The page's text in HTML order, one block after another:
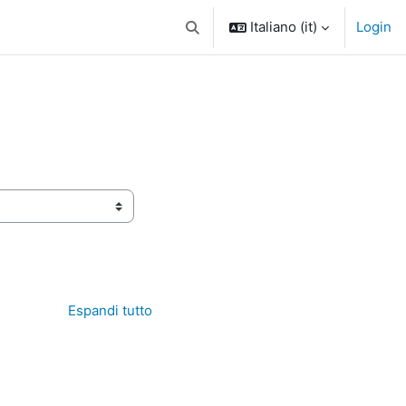
Attiva/disattiva input di ricerca
Italiano ‎(it)‎ Login
Espandi tutto